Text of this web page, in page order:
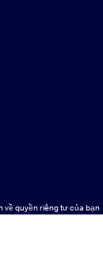
về quyền riêng tư của bạn